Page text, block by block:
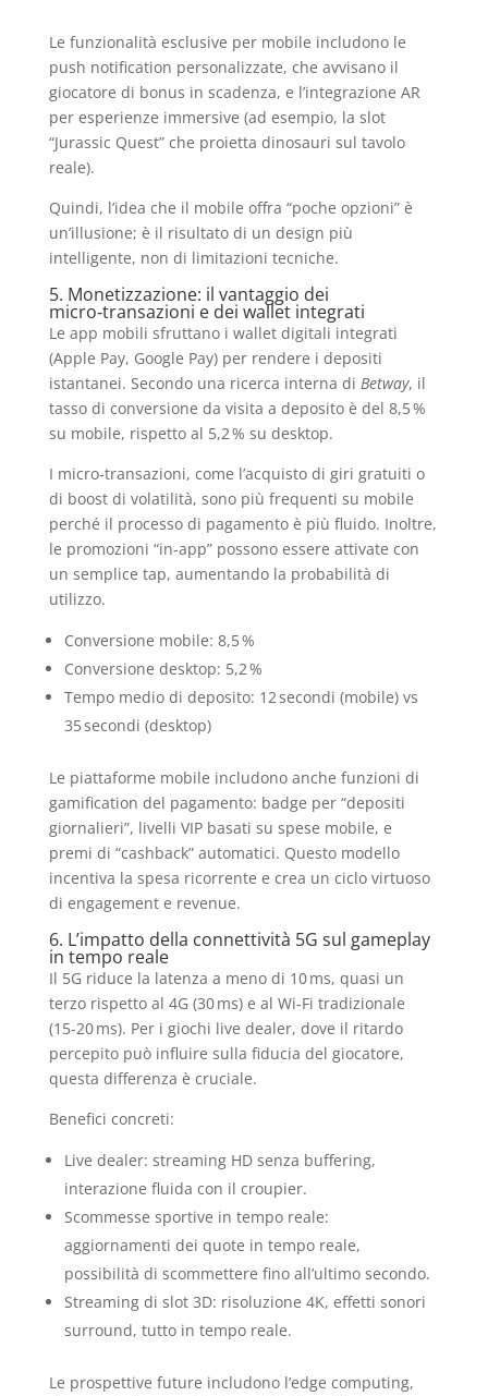
Le funzionalità esclusive per mobile includono le
push notification personalizzate, che avvisano il
giocatore di bonus in scadenza, e l’integrazione AR
per esperienze immersive (ad esempio, la slot
“Jurassic Quest” che proietta dinosauri sul tavolo
reale).
Quindi, l’idea che il mobile offra “poche opzioni” è
un’illusione; è il risultato di un design più
intelligente, non di limitazioni tecniche.
5. Monetizzazione: il vantaggio dei
micro‑transazioni e dei wallet integrati
Le app mobili sfruttano i wallet digitali integrati
(Apple Pay, Google Pay) per rendere i depositi
istantanei. Secondo una ricerca interna di Betway, il
tasso di conversione da visita a deposito è del 8,5 %
su mobile, rispetto al 5,2 % su desktop.
I micro‑transazioni, come l’acquisto di giri gratuiti o
di boost di volatilità, sono più frequenti su mobile
perché il processo di pagamento è più fluido. Inoltre,
le promozioni “in‑app” possono essere attivate con
un semplice tap, aumentando la probabilità di
utilizzo.
Conversione mobile: 8,5 %
Conversione desktop: 5,2 %
Tempo medio di deposito: 12 secondi (mobile) vs
35 secondi (desktop)
Le piattaforme mobile includono anche funzioni di
gamification del pagamento: badge per “depositi
giornalieri”, livelli VIP basati su spese mobile, e
premi di “cashback” automatici. Questo modello
incentiva la spesa ricorrente e crea un ciclo virtuoso
di engagement e revenue.
6. L’impatto della connettività 5G sul gameplay
in tempo reale
Il 5G riduce la latenza a meno di 10 ms, quasi un
terzo rispetto al 4G (30 ms) e al Wi‑Fi tradizionale
(15‑20 ms). Per i giochi live dealer, dove il ritardo
percepito può influire sulla fiducia del giocatore,
questa differenza è cruciale.
Benefici concreti:
Live dealer: streaming HD senza buffering,
interazione fluida con il croupier.
Scommesse sportive in tempo reale:
aggiornamenti dei quote in tempo reale,
possibilità di scommettere fino all’ultimo secondo.
Streaming di slot 3D: risoluzione 4K, effetti sonori
surround, tutto in tempo reale.
Le prospettive future includono l’edge computing,